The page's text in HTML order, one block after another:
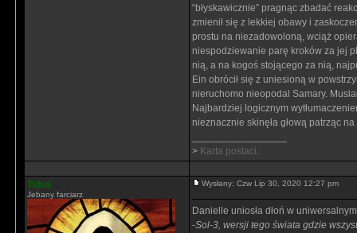
“błyskawicznie” pragnąc zbadać
zmienił się z lekkiej obawy i
prostu na niezadowoloną, wciąż
niespodziewanie parę kroków za jej
nią, a na kogoś stojącego za nią,
Ein obrócił się z uniesioną w
nieruchomo nieopodal Samary.
Najbardziej logicznym
nieznacznie skinęła głową patrząc
> Karta postaci.
Tidus
Jebany farciarz
Wysłany: Czw Lip 30, 2020 12:27 pm
Danielle uniosła dłoń w
-Sol-3, wersji tego świata gdzie